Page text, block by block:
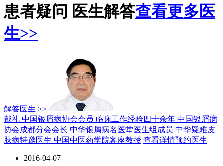
患者疑问 医生解答查看更多医
生>>
解答医生 >>
戴礼 中国银屑病协会会员 临床工作经验四十余年 中国银屑病
协会成都分会会长 中华银屑病名医堂医生组成员 中华疑难皮
肤病特邀医生 中国中医药学院客座教授 查看详情预约医生
2016-04-07